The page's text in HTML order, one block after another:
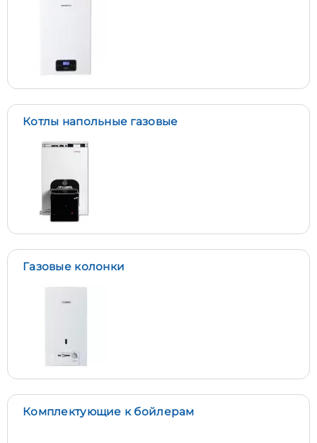
Котлы напольные газовые
Газовые колонки
Комплектующие к бойлерам